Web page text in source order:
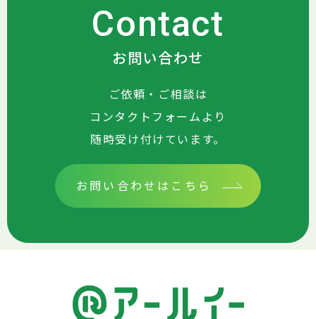
Contact
お問い合わせ
ご依頼・ご相談は
コンタクトフォームより
随時受け付けています。
お問い合わせはこちら